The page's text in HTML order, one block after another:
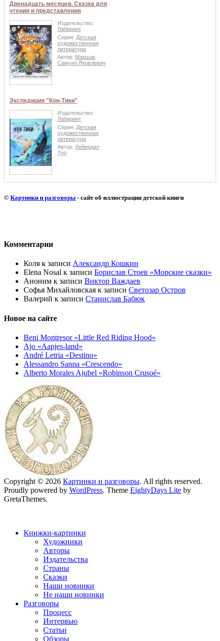
Двенадцать месяцев. Сказка для
чтения и представления
Издательство:
Лабиринт
Серия: Детская
художественная
литература
Автор: Маршак
Самуил Яковлевич
Экспедиция "Кон-Тики"
Издательство:
Лабиринт
Серия: Детская
художественная
литература
Автор: Хейердал
Тур
© Картинки и разговоры - сайт об иллюстрации детской книги
Комментарии
Коля к записи Александр Кошкин
Elena Nosal к записи Борислав Стоев «Морские сказки»
Аноним к записи Виктор Важдаев
Софья Михайловская к записи Светозар Остров
Валерий к записи Станислав Бабюк
Новое на сайте
Beni Montresor «Little Red Riding Hood»
Ajo «Aapjes-land»
André Letria «Destino»
Alessandro Sanna «Crescendo»
Alberto Morales Ajubel «Robinson Crusoé»
Copyright © 2026 Картинки и разговоры. All rights reserved.
Proudly powered by WordPress. Theme EightyDays Lite by
GretaThemes.
Книжки-картинки
Художники
Авторы
Издательства
Страны
Сказки
Наши новинки
Не наши новинки
Разговоры
Процесс
Интервью
Статьи
Обзоры